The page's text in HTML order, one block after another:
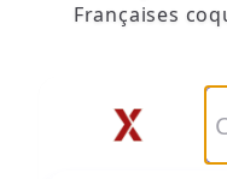
Françaises